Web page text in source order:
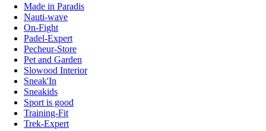
Made in Paradis
Nauti-wave
On-Fight
Padel-Expert
Pecheur-Store
Pet and Garden
Slowood Interior
Sneak'In
Sneakids
Sport is good
Training-Fit
Trek-Expert